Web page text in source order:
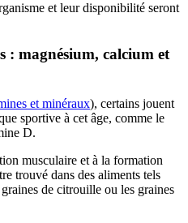
et leur disponibilité seront
: magnésium, calcium et
et minéraux), certains jouent
sportive à cet âge, comme le
D.
musculaire et à la formation
trouvé dans des aliments tels
de citrouille ou les graines